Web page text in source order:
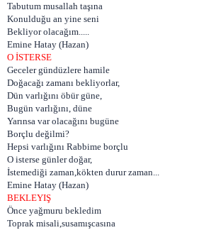
Tabutum musallah taşına
Konulduğu an yine seni
Bekliyor olacağım.....
Emine Hatay (Hazan)
O İSTERSE
Geceler gündüzlere hamile
Doğacağı zamanı bekliyorlar,
Dün varlığını öbür güne,
Bugün varlığını, düne
Yarınsa var olacağını bugüne
Borçlu değilmi?
Hepsi varlığını Rabbime borçlu
O isterse günler doğar,
İstemediği zaman,kökten durur zaman...
Emine Hatay (Hazan)
BEKLEYIŞ
Önce yağmuru bekledim
Toprak misali,susamışcasına